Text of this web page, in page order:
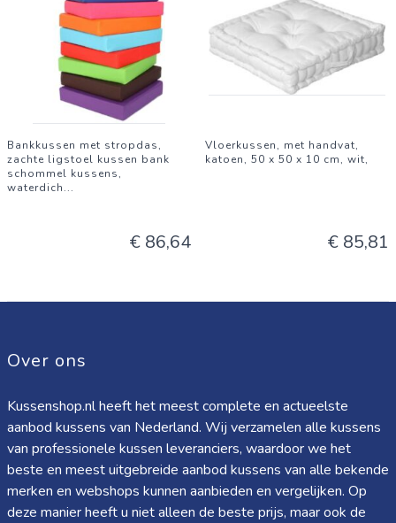
Bankkussen met stropdas,
zachte ligstoel kussen bank
schommel kussens,
waterdich...
€ 86,64
Vloerkussen, met handvat,
katoen, 50 x 50 x 10 cm, wit,
€ 85,81
Over ons
Kussenshop.nl heeft het meest complete en actueelste
aanbod kussens van Nederland. Wij verzamelen alle kussens
van professionele kussen leveranciers, waardoor we het
beste en meest uitgebreide aanbod kussens van alle bekende
merken en webshops kunnen aanbieden en vergelijken. Op
deze manier heeft u niet alleen de beste prijs, maar ook de